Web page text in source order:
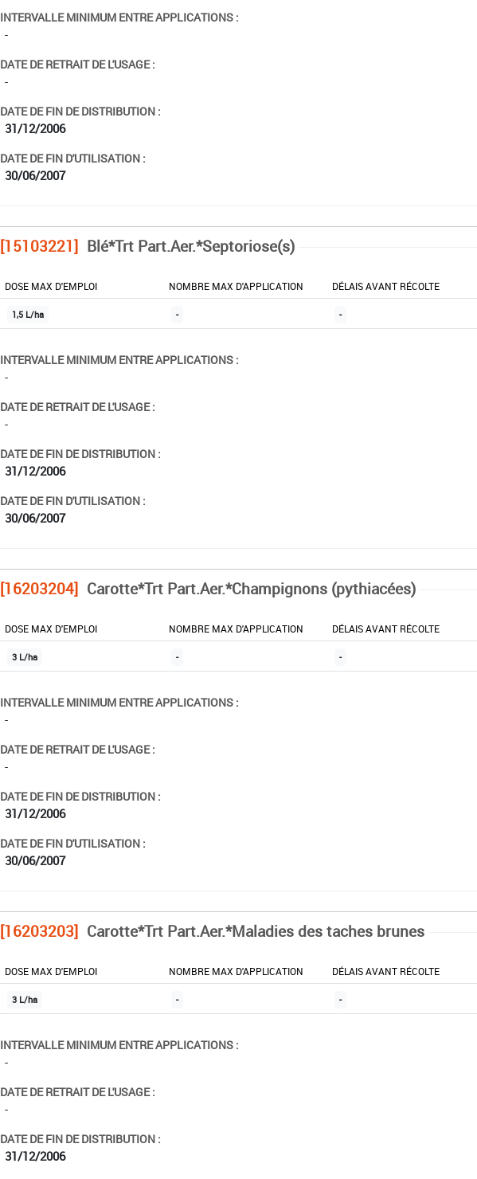
INTERVALLE MINIMUM ENTRE APPLICATIONS :
-
DATE DE RETRAIT DE L'USAGE :
-
DATE DE FIN DE DISTRIBUTION :
31/12/2006
DATE DE FIN D'UTILISATION :
30/06/2007
[15103221] Blé*Trt Part.Aer.*Septoriose(s)
DOSE MAX D'EMPLOI NOMBRE MAX D'APPLICATION DÉLAIS AVANT RÉCOLTE
1,5 L/ha - -
INTERVALLE MINIMUM ENTRE APPLICATIONS :
-
DATE DE RETRAIT DE L'USAGE :
-
DATE DE FIN DE DISTRIBUTION :
31/12/2006
DATE DE FIN D'UTILISATION :
30/06/2007
[16203204] Carotte*Trt Part.Aer.*Champignons (pythiacées)
DOSE MAX D'EMPLOI NOMBRE MAX D'APPLICATION DÉLAIS AVANT RÉCOLTE
3 L/ha - -
INTERVALLE MINIMUM ENTRE APPLICATIONS :
-
DATE DE RETRAIT DE L'USAGE :
-
DATE DE FIN DE DISTRIBUTION :
31/12/2006
DATE DE FIN D'UTILISATION :
30/06/2007
[16203203] Carotte*Trt Part.Aer.*Maladies des taches brunes
DOSE MAX D'EMPLOI NOMBRE MAX D'APPLICATION DÉLAIS AVANT RÉCOLTE
3 L/ha - -
INTERVALLE MINIMUM ENTRE APPLICATIONS :
-
DATE DE RETRAIT DE L'USAGE :
-
DATE DE FIN DE DISTRIBUTION :
31/12/2006